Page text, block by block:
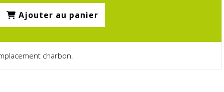
Ajouter au panier
charbon.